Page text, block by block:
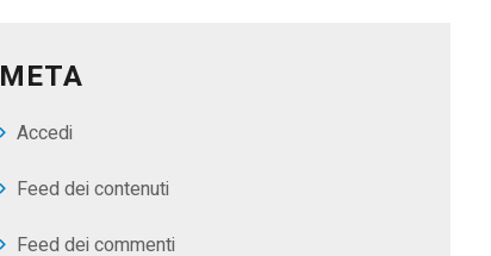
META
Accedi
Feed dei contenuti
Feed dei commenti